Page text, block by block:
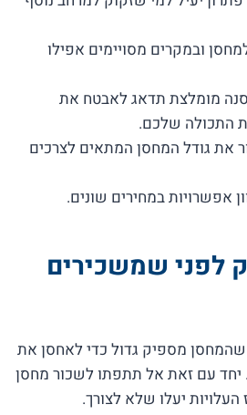
ובמקרים מסויימים אפילו
מומלצת תדאג לאבטח את
התכולה שלכם.
את גודל המחסן המתאים לצרכים
אפשרויות במחירים שונים.
לפני שמשכירים
שהמחסן מספיק גדול כדי לאחסן את
עם זאת אל תתפתו לשכור מחסן
יעלו שלא לצורך.